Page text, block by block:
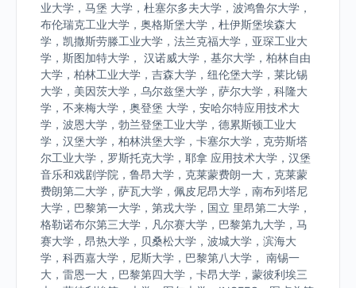
业大学，马堡 大学，杜塞尔多夫大学，波鸿鲁尔大学，
布伦瑞克工业大学，奥格斯堡大学，杜伊斯堡埃森大
学，凯撒斯劳滕工业大学，法兰克福大学，亚琛工业大
学，斯图加特大学， 汉诺威大学，基尔大学，柏林自由
大学，柏林工业大学，吉森大学，纽伦堡大学，莱比锡
大学，美因茨大学，乌尔兹堡大学，萨尔大学，科隆大
学，不来梅大学，奥登堡 大学，安哈尔特应用技术大
学，波恩大学，勃兰登堡工业大学，德累斯顿工业大
学，汉堡大学，柏林洪堡大学，卡塞尔大学，克劳斯塔
尔工业大学，罗斯托克大学，耶拿 应用技术大学，汉堡
音乐和戏剧学院，鲁昂大学，克莱蒙费朗一大，克莱蒙
费朗第二大学，萨瓦大学，佩皮尼昂大学，南布列塔尼
大学，巴黎第一大学，第戎大学，国立 里昂第二大学，
格勒诺布尔第三大学，凡尔赛大学，巴黎第九大学，马
赛大学，昂热大学，贝桑松大学，波城大学，滨海大
学，科西嘉大学，尼斯大学，巴黎第八大学， 南锡一
大，雷恩一大，巴黎第四大学，卡昂大学，蒙彼利埃三